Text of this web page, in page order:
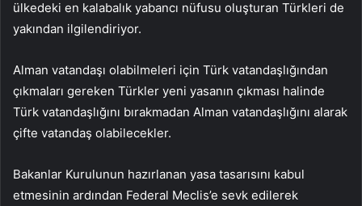
ülkedeki en kalabalık yabancı nüfusu oluşturan Türkleri de
yakından ilgilendiriyor.
Alman vatandaşı olabilmeleri için Türk vatandaşlığından
çıkmaları gereken Türkler yeni yasanın çıkması halinde
Türk vatandaşlığını bırakmadan Alman vatandaşlığını alarak
çifte vatandaş olabilecekler.
Bakanlar Kurulunun hazırlanan yasa tasarısını kabul
etmesinin ardından Federal Meclis’e sevk edilerek